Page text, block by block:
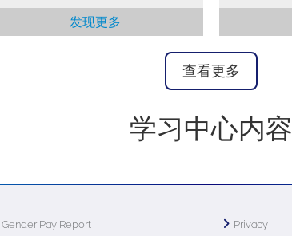
发现更多
查看更多
学习中心内容
Gender Pay Report Privacy